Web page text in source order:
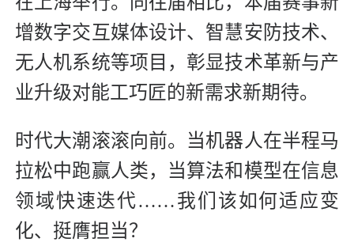
增数字交互媒体设计、智慧安防技术、
无人机系统等项目，彰显技术革新与产
业升级对能工巧匠的新需求新期待。
时代大潮滚滚向前。当机器人在半程马
拉松中跑赢人类，当算法和模型在信息
领域快速迭代……我们该如何适应变
化、挺膺担当？